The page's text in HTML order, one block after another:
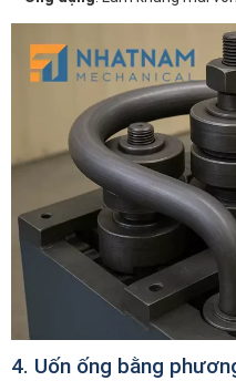
4. Uốn ống bằng